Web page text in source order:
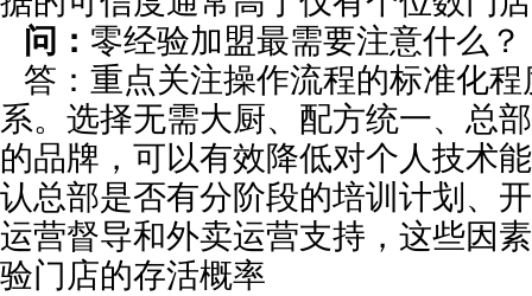
问： 零经验加盟最需要注意什么？
答：重点关注操作流程的标准化
系。选择无需大厨、配方统一、总
的品牌，可以有效降低对个人技术
认总部是否有分阶段的培训计划、
运营督导和外卖运营支持，这些因
验门店的存活概率